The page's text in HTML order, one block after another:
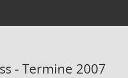
- Termine 2007